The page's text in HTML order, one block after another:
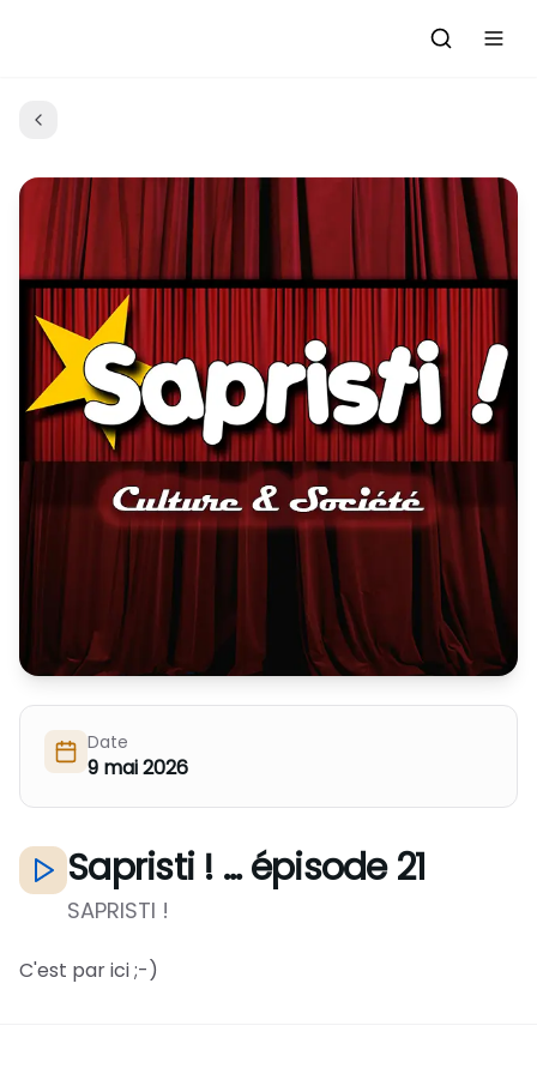
Actualités
Evénements à venir
Emissions
Grille des Programmes
C'était quoi ce morceau?
L'Association
L'équipe et les bénévoles
Nous rejoindre : Participer
Les Ateliers Radio
Les créations des Ateliers
Nos prestations
Nous Soutenir / Adhérer
Je fais un don
Exprime ton soutien
Nous Contacter
La newsletter
Date
9 mai 2026
Sapristi ! ... épisode 21
SAPRISTI !
C'est par ici ;-)